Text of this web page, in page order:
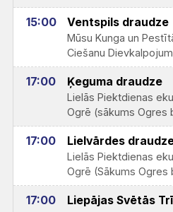
15:00 Ventspils draudze
Mūsu Kunga un
Ciešanu
17:00 Ķeguma draudze
Lielās Piektdienas
Ogrē (sākums Ogres
17:00 Lielvārdes
Lielās Piektdienas
Ogrē (Sākums Ogres
17:00 Liepājas Svētās